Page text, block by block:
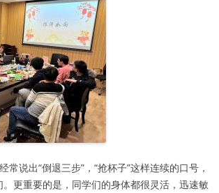
说出“倒退三步”，“抢杯子”这样连续的口号，
更重要的是，同学们的身体都很灵活，迅速敏